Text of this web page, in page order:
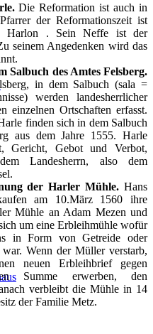
Die Reformation ist auch in
der Reformationszeit ist
Harlon . Sein Neffe ist der
seinem Angedenken wird das
Salbuch des Amtes Felsberg.
in dem Salbuch (sala =
werden landesherrlicher
einzelnen Ortschaften erfasst.
finden sich in dem Salbuch
aus dem Jahre 1555. Harle
Gericht, Gebot und Verbot,
Landesherrn, also dem
der Harler Mühle. Hans
am 10.März 1560 ihre
Mühle an Adam Mezen und
um eine Erbleihmühle wofür
in Form von Getreide oder
Wenn der Müller verstarb,
neuen Erbleihbrief gegen
Summe erwerben, den
verbleibt die Mühle in 14
der Familie Metz.